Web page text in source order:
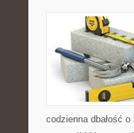
codzienna dbałość